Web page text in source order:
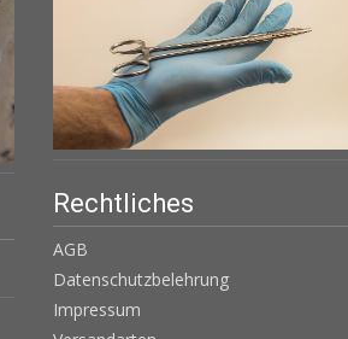
Rechtliches
AGB
Datenschutzbelehrung
Impressum